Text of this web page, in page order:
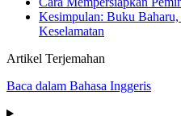
Kesimpulan: Buku
Keselamatan
Artikel Terjemahan
Baca dalam Bahasa Inggeris